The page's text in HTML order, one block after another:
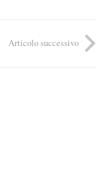
Articolo successivo